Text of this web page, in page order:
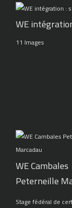
WE
11 Images
WE Cambales
Peterneille
Stage fédéral de